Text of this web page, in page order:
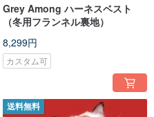
Grey Among ハーネスベスト
（冬用フランネル裏地）
8,299円
カスタム可
送料無料